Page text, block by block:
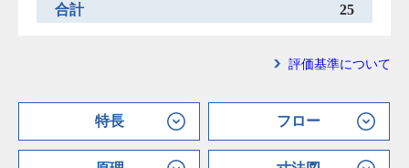
合計
25
評価基準について
特長 フロー